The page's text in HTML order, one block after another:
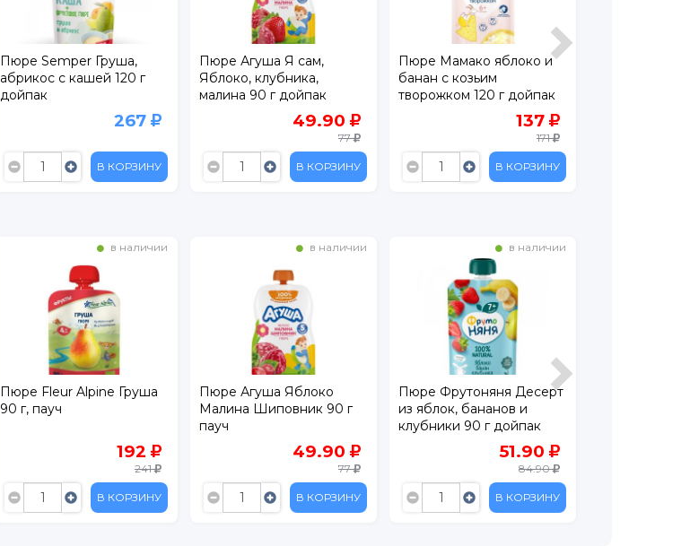
Пюре Semper Груша,
абрикос с кашей 120 г
дойпак
267
В КОРЗИНУ
Пюре Агуша Я сам,
Яблоко, клубника,
малина 90 г дойпак
49.90
77
В КОРЗИНУ
Пюре Мамако яблоко и
банан с козьим
творожком 120 г дойпак
137
171
В КОРЗИНУ
в наличии
Пюре Fleur Alpine Груша
90 г, пауч
192
241
В КОРЗИНУ
в наличии
Пюре Агуша Яблоко
Малина Шиповник 90 г
пауч
49.90
77
В КОРЗИНУ
в наличии
Пюре Фрутоняня Десерт
из яблок, бананов и
клубники 90 г дойпак
51.90
84.90
В КОРЗИНУ